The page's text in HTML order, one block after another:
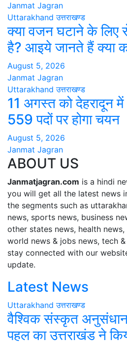
Janmat Jagran
Uttarakhand उत्तराखण्ड
क्या वजन घटाने के लिए
है? आइये जानते हैं क्या
August 5, 2026
Janmat Jagran
Uttarakhand उत्तराखण्ड
11 अगस्त को देहरादून में
559 पदों पर होगा चयन
August 5, 2026
Janmat Jagran
ABOUT US
Janmatjagran.com is a hindi
you will get all the latest news
the segments such as
news, sports news, business
other states news, health
world news & jobs news, tech
stay connected with our
update.
Latest News
Uttarakhand उत्तराखण्ड
वैश्विक संस्कृत
पहल का उत्तराखंड ने